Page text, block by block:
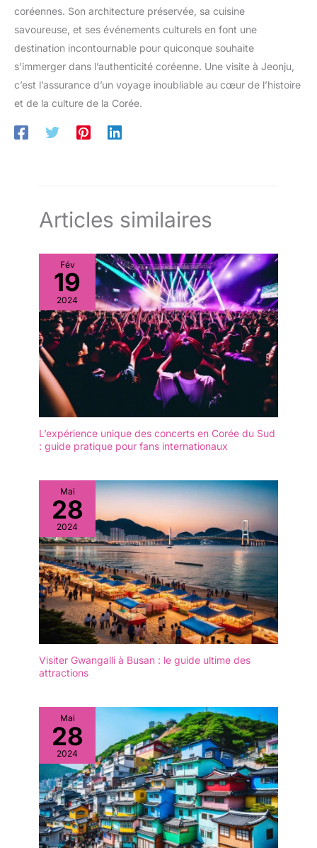
coréennes. Son architecture préservée, sa cuisine
savoureuse, et ses événements culturels en font une
destination incontournable pour quiconque souhaite
s’immerger dans l’authenticité coréenne. Une visite à Jeonju,
c’est l’assurance d’un voyage inoubliable au cœur de l’histoire
et de la culture de la Corée.
Articles similaires
Fév
19
2024
L’expérience unique des concerts en Corée du Sud
: guide pratique pour fans internationaux
Mai
28
2024
Visiter Gwangalli à Busan : le guide ultime des
attractions
Mai
28
2024